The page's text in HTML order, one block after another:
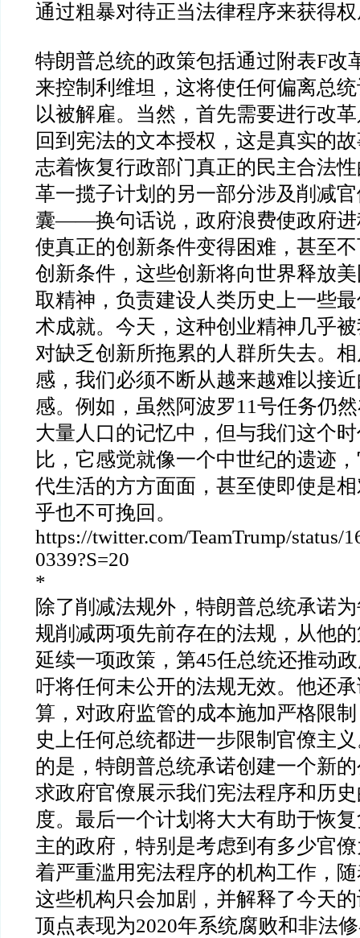
通过粗暴对待正当法律程序来获得
特朗普总统的政策包括通过附表F改
来控制利维坦，这将使任何偏离总
以被解雇。当然，首先需要进行改
回到宪法的文本授权，这是真实的
志着恢复行政部门真正的民主合法
革一揽子计划的另一部分涉及削减
囊——换句话说，政府浪费使政府
使真正的创新条件变得困难，甚至
创新条件，这些创新将向世界释放
取精神，负责建设人类历史上一些
术成就。今天，这种创业精神几乎
对缺乏创新所拖累的人群所失去。
感，我们必须不断从越来越难以接
感。例如，虽然阿波罗11号任务仍
大量人口的记忆中，但与我们这个
比，它感觉就像一个中世纪的遗迹
代生活的方方面面，甚至使即使是
乎也不可挽回。
https://twitter.com/TeamTrump/status/
0339?S=20
*
除了削减法规外，特朗普总统承诺
规削减两项先前存在的法规，从他
延续一项政策，第45任总统还推动
吁将任何未公开的法规无效。他还
算，对政府监管的成本施加严格限
史上任何总统都进一步限制官僚主
的是，特朗普总统承诺创建一个新
求政府官僚展示我们宪法程序和历
度。最后一个计划将大大有助于恢
主的政府，特别是考虑到有多少官
着严重滥用宪法程序的机构工作，
这些机构只会加剧，并解释了今天
顶点表现为2020年系统腐败和非法